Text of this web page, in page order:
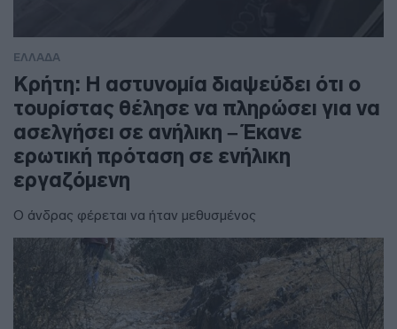
ΕΛΛΑΔΑ
Κρήτη: Η αστυνομία διαψεύδει ότι ο
τουρίστας θέλησε να πληρώσει για να
ασελγήσει σε ανήλικη – Έκανε
ερωτική πρόταση σε ενήλικη
εργαζόμενη
Ο άνδρας φέρεται να ήταν μεθυσμένος